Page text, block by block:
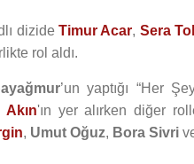
dizideTimur Acar, Sera
rol aldı.
’un yaptığı “Her
Akın'ın yer alırken diğer
, Umut Oğuz, Bora Sivri